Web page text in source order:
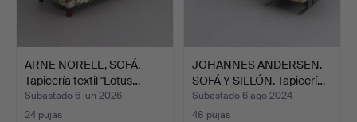
ARNE NORELL, SOFÁ.
Tapicería textil "Lotus…
Subastado 6 jun 2026
24 pujas
JOHANNES ANDERSEN.
SOFÁ Y SILLÓN. Tapicerí…
Subastado 6 ago 2024
48 pujas